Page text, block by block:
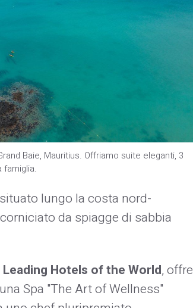
Baie, Mauritius. Offriamo suite eleganti, 3
famiglia.
lungo la costa nord-
da spiagge di sabbia
Leading Hotels of the World, offre
Spa "The Art of Wellness"